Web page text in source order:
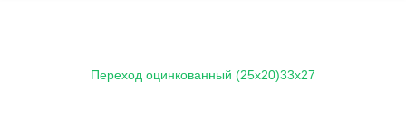
Переход оцинкованный (25х20)33х27